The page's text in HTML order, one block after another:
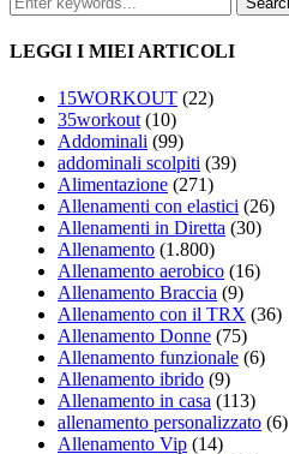
LEGGI I MIEI ARTICOLI
15WORKOUT (22)
35workout (10)
Addominali (99)
addominali scolpiti (39)
Alimentazione (271)
Allenamenti con elastici (26)
Allenamenti in Diretta (30)
Allenamento (1.800)
Allenamento aerobico (16)
Allenamento Braccia (9)
Allenamento con il TRX (36)
Allenamento Donne (75)
Allenamento funzionale (6)
Allenamento ibrido (9)
Allenamento in casa (113)
allenamento personalizzato (6)
Allenamento Vip (14)